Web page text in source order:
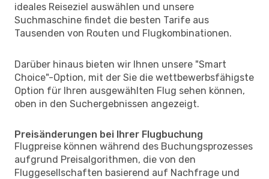
ideales Reiseziel auswählen und unsere
Suchmaschine findet die besten Tarife aus
Tausenden von Routen und Flugkombinationen.
Darüber hinaus bieten wir Ihnen unsere "Smart
Choice"-Option, mit der Sie die wettbewerbsfähigste
Option für Ihren ausgewählten Flug sehen können,
oben in den Suchergebnissen angezeigt.
Preisänderungen bei Ihrer Flugbuchung
Flugpreise können während des Buchungsprozesses
aufgrund Preisalgorithmen, die von den
Fluggesellschaften basierend auf Nachfrage und